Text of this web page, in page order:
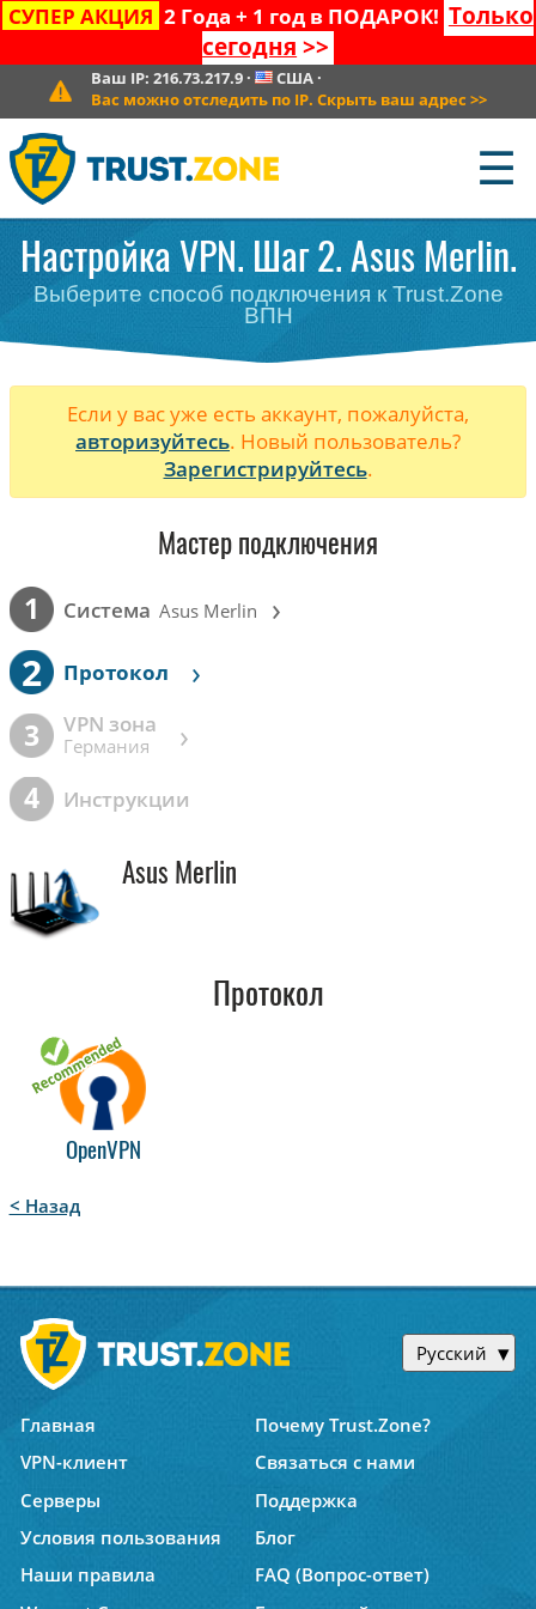
СУПЕР АКЦИЯ 2 Года + 1 год в ПОДАРОК! Только
сегодня >>
Ваш IP: 216.73.217.9· США·
Вас можно отследить по IP. Скрыть ваш адрес >>
☰
Настройка VPN. Шаг 2. Asus Merlin.
Выберите способ подключения к Trust.Zone
ВПН
Если у вас уже есть аккаунт, пожалуйста,
авторизуйтесь. Новый пользователь?
Зарегистрируйтесь.
Мастер подключения
1 Cистема Asus Merlin ›
2 Протокол ›
3 VPN зона
Германия ›
4 Инструкции
Asus Merlin
Протокол
OpenVPN
< Назад
Русский
Главная
Почему Trust.Zone?
VPN-клиент
Связаться с нами
Серверы
Поддержка
Условия пользования
Блог
Наши правила
FAQ (Вопрос-ответ)